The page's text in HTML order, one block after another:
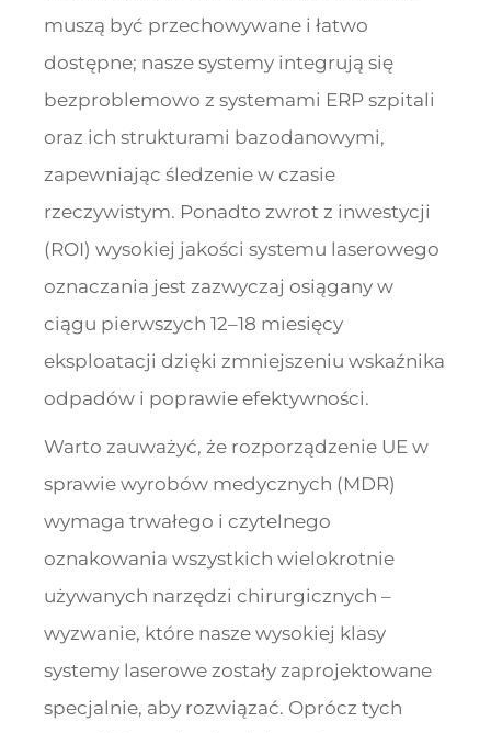
muszą być przechowywane i łatwo
dostępne; nasze systemy integrują się
bezproblemowo z systemami ERP szpitali
oraz ich strukturami bazodanowymi,
zapewniając śledzenie w czasie
rzeczywistym. Ponadto zwrot z inwestycji
(ROI) wysokiej jakości systemu laserowego
oznaczania jest zazwyczaj osiągany w
ciągu pierwszych 12–18 miesięcy
eksploatacji dzięki zmniejszeniu wskaźnika
odpadów i poprawie efektywności.
Warto zauważyć, że rozporządzenie UE w
sprawie wyrobów medycznych (MDR)
wymaga trwałego i czytelnego
oznakowania wszystkich wielokrotnie
używanych narzędzi chirurgicznych –
wyzwanie, które nasze wysokiej klasy
systemy laserowe zostały zaprojektowane
specjalnie, aby rozwiązać. Oprócz tych